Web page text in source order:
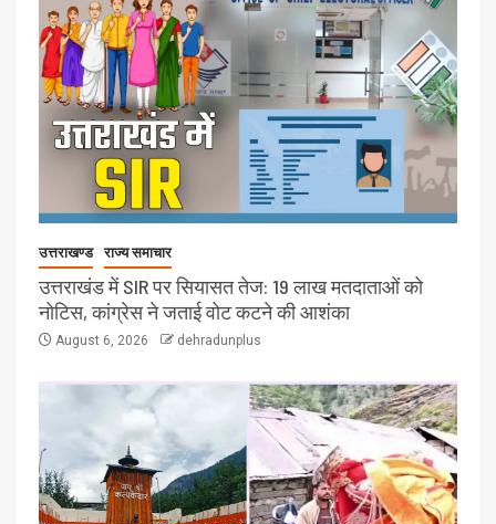
उत्तराखण्ड राज्य समाचार
उत्तराखंड में SIR पर सियासत तेज: 19 लाख मतदाताओं को
नोटिस, कांग्रेस ने जताई वोट कटने की आशंका
August 6, 2026 dehradunplus